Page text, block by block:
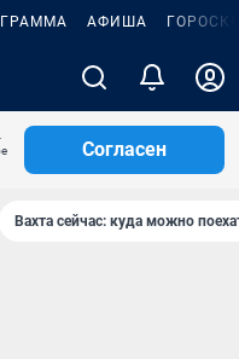
АФИША
Согласен
Вахта сейчас: куда можно